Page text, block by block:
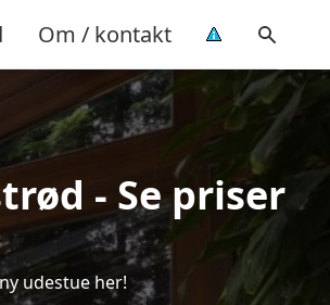
Om / kontakt
- Se priser
udestue her!